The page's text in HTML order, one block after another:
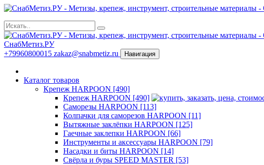
СнабМетиз.РУ
+79960800015 zakaz@snabmetiz.ru Навигация
Каталог товаров
Крепеж HARPOON [490]
Крепеж HARPOON [490]
Саморезы HARPOON [113]
Колпачки для саморезов HARPOON [11]
Вытяжные заклёпки HARPOON [125]
Гаечные заклепки HARPOON [66]
Инструменты и аксессуары HARPOON [79]
Насадки и биты HARPOON [14]
Свёрла и буры SPEED MASTER [53]